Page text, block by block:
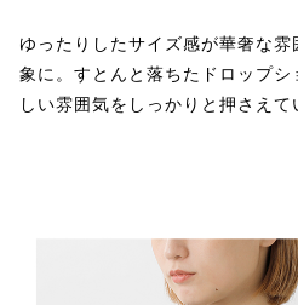
ゆったりしたサイズ感が華奢な
象に。すとんと落ちたドロップ
しい雰囲気をしっかりと押さえて